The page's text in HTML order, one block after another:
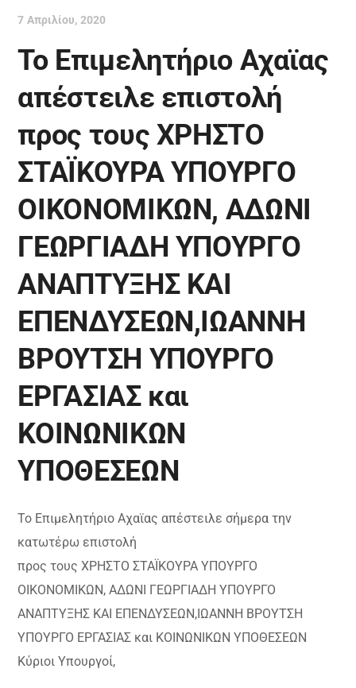
7 Απριλίου, 2020
Το Επιμελητήριο Αχαϊας
απέστειλε επιστολή
προς τους ΧΡΗΣΤΟ
ΣΤΑΪΚΟΥΡΑ ΥΠΟΥΡΓΟ
ΟΙΚΟΝΟΜΙΚΩΝ, ΑΔΩΝΙ
ΓΕΩΡΓΙΑΔΗ ΥΠΟΥΡΓΟ
ΑΝΑΠΤΥΞΗΣ ΚΑΙ
ΕΠΕΝΔΥΣΕΩΝ,ΙΩΑΝΝΗ
ΒΡΟΥΤΣΗ ΥΠΟΥΡΓΟ
ΕΡΓΑΣΙΑΣ και
ΚΟΙΝΩΝΙΚΩΝ
ΥΠΟΘΕΣΕΩΝ
Το Επιμελητήριο Αχαϊας απέστειλε σήμερα την
κατωτέρω επιστολή
προς τους ΧΡΗΣΤΟ ΣΤΑΪΚΟΥΡΑ ΥΠΟΥΡΓΟ
ΟΙΚΟΝΟΜΙΚΩΝ, ΑΔΩΝΙ ΓΕΩΡΓΙΑΔΗ ΥΠΟΥΡΓΟ
ΑΝΑΠΤΥΞΗΣ ΚΑΙ ΕΠΕΝΔΥΣΕΩΝ,ΙΩΑΝΝΗ ΒΡΟΥΤΣΗ
ΥΠΟΥΡΓΟ ΕΡΓΑΣΙΑΣ και ΚΟΙΝΩΝΙΚΩΝ ΥΠΟΘΕΣΕΩΝ
Κύριοι Υπουργοί,